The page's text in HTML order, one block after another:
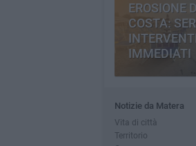
EROSIONE
COSTA:
IMMEDIATI
Notizie da Matera
Vita di città
Territorio